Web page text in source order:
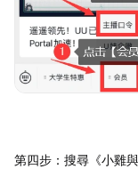
第四步：搜尋《小雞